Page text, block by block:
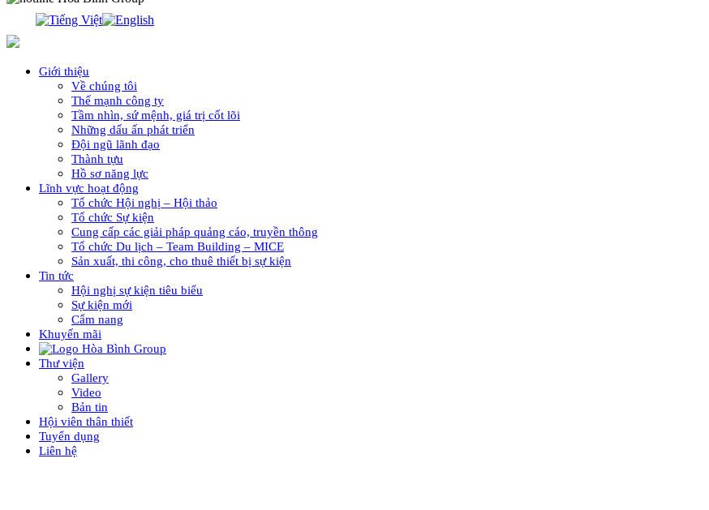
Giới thiệu
Về chúng tôi
Thế mạnh công ty
Tầm nhìn, sứ mệnh, giá trị cốt lõi
Những dấu ấn phát triển
Đội ngũ lãnh đạo
Thành tựu
Hồ sơ năng lực
Lĩnh vực hoạt động
Tổ chức Hội nghị – Hội thảo
Tổ chức Sự kiện
Cung cấp các giải pháp quảng cáo, truyền thông
Tổ chức Du lịch – Team Building – MICE
Sản xuất, thi công, cho thuê thiết bị sự kiện
Tin tức
Hội nghị sự kiện tiêu biểu
Sự kiện mới
Cẩm nang
Khuyến mãi
Thư viện
Gallery
Video
Bản tin
Hội viên thân thiết
Tuyển dụng
Liên hệ